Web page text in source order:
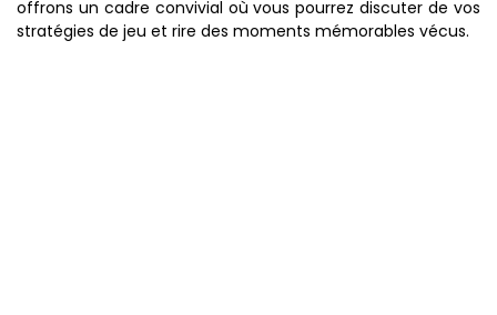
offrons un cadre convivial où vous pourrez discuter de vos
stratégies de jeu et rire des moments mémorables vécus.